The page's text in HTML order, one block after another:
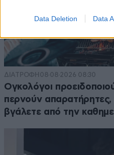
Data Deletion Data
ΔΙΑΤΡΟΦΗ 08·08·2026 08:30
Ογκολόγοι
περνούν απαρατήρητες,
βγάλετε από την